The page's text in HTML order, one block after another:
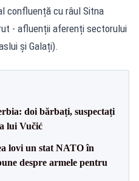
confluență cu râul Sitna
- afluenții aferenți sectorului
și Galați).
doi bărbați, suspectați
lui Vučić
lovi un stat NATO în
despre armele pentru